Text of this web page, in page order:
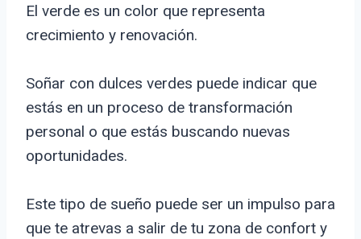
El verde es un color que representa
crecimiento y renovación.
Soñar con dulces verdes puede indicar que
estás en un proceso de transformación
personal o que estás buscando nuevas
oportunidades.
Este tipo de sueño puede ser un impulso para
que te atrevas a salir de tu zona de confort y